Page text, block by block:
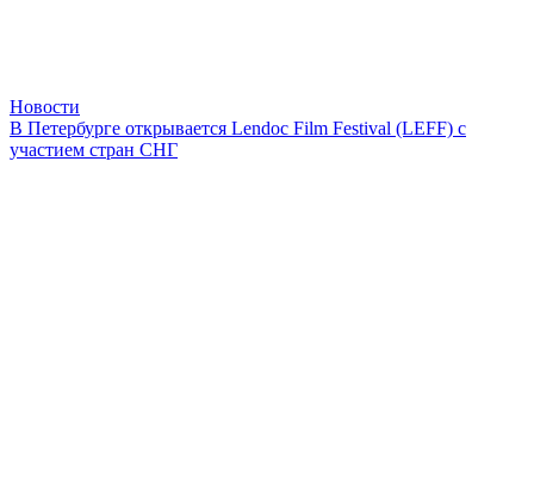
Новости
В Петербурге открывается Lendoc Film Festival (LEFF) с
участием стран СНГ